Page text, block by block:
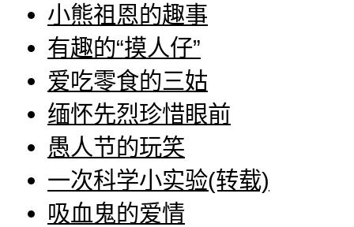
小熊祖恩的趣事
有趣的“摸人仔”
爱吃零食的三姑
缅怀先烈珍惜眼前
愚人节的玩笑
一次科学小实验(转载)
吸血鬼的爱情